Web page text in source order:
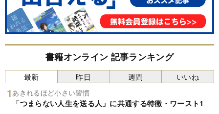
書籍オンライン 記事ランキング
最新
あきれるほど小さい習慣
「つまらない人生を送る人」に共通する特徴・ワースト1
昨日 週間 いいね